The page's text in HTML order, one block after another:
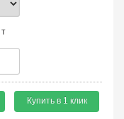
т
Купить в 1 клик